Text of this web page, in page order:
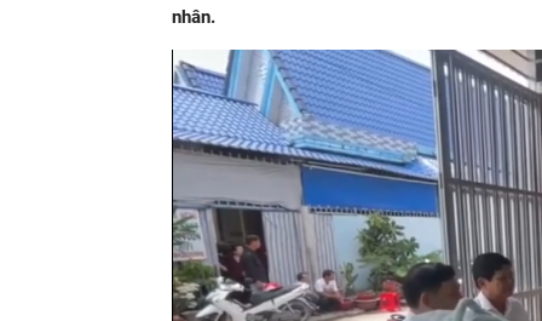
nhân.